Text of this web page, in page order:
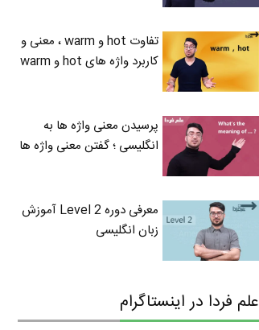
تفاوت hot و warm ، معنی و
کاربرد واژه های hot و warm
پرسیدن معنی واژه ها به
انگلیسی ؛ گفتن معنی واژه ها
معرفی دوره Level 2 آموزش
زبان انگلیسی
علم فردا در اینستاگرام